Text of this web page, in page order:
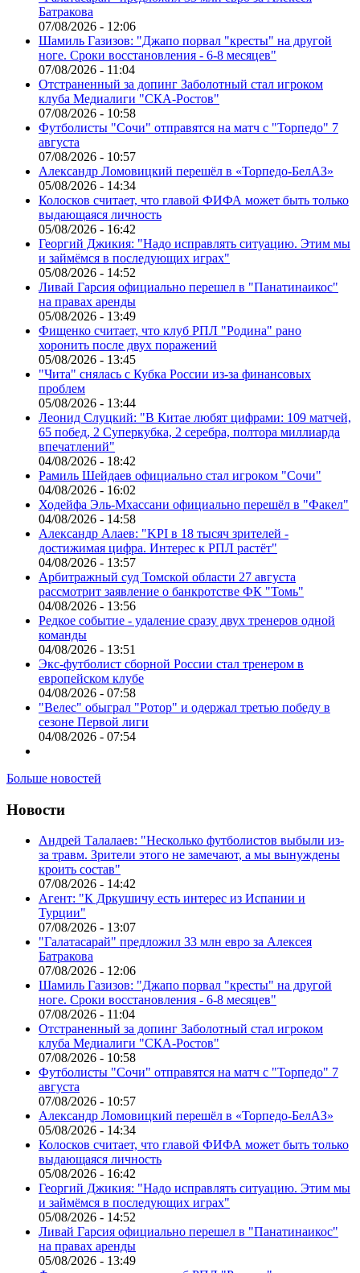
Батракова
07/08/2026 - 12:06
Шамиль Газизов: "Джапо порвал "кресты" на другой
ноге. Сроки восстановления - 6-8 месяцев"
07/08/2026 - 11:04
Отстраненный за допинг Заболотный стал игроком
клуба Медиалиги "СКА-Ростов"
07/08/2026 - 10:58
Футболисты "Сочи" отправятся на матч с "Торпедо" 7
августа
07/08/2026 - 10:57
Александр Ломовицкий перешёл в «Торпедо-БелАЗ»
05/08/2026 - 14:34
Колосков считает, что главой ФИФА может быть только
выдающаяся личность
05/08/2026 - 16:42
Георгий Джикия: "Надо исправлять ситуацию. Этим мы
и займёмся в последующих играх"
05/08/2026 - 14:52
Ливай Гарсия официально перешел в "Панатинаикос"
на правах аренды
05/08/2026 - 13:49
Фищенко считает, что клуб РПЛ "Родина" рано
хоронить после двух поражений
05/08/2026 - 13:45
"Чита" снялась с Кубка России из-за финансовых
проблем
05/08/2026 - 13:44
Леонид Слуцкий: "В Китае любят цифрами: 109 матчей,
65 побед, 2 Суперкубка, 2 серебра, полтора миллиарда
впечатлений"
04/08/2026 - 18:42
Рамиль Шейдаев официально стал игроком "Сочи"
04/08/2026 - 16:02
Ходейфа Эль-Мхассани официально перешёл в "Факел"
04/08/2026 - 14:58
Александр Алаев: "KPI в 18 тысяч зрителей -
достижимая цифра. Интерес к РПЛ растёт"
04/08/2026 - 13:57
Арбитражный суд Томской области 27 августа
рассмотрит заявление о банкротстве ФК "Томь"
04/08/2026 - 13:56
Редкое событие - удаление сразу двух тренеров одной
команды
04/08/2026 - 13:51
Экс-футболист сборной России стал тренером в
европейском клубе
04/08/2026 - 07:58
"Велес" обыграл "Ротор" и одержал третью победу в
сезоне Первой лиги
04/08/2026 - 07:54
Больше новостей
Новости
Андрей Талалаев: "Несколько футболистов выбыли из-
за травм. Зрители этого не замечают, а мы вынуждены
кроить состав"
07/08/2026 - 14:42
Агент: "К Дркушичу есть интерес из Испании и
Турции"
07/08/2026 - 13:07
"Галатасарай" предложил 33 млн евро за Алексея
Батракова
07/08/2026 - 12:06
Шамиль Газизов: "Джапо порвал "кресты" на другой
ноге. Сроки восстановления - 6-8 месяцев"
07/08/2026 - 11:04
Отстраненный за допинг Заболотный стал игроком
клуба Медиалиги "СКА-Ростов"
07/08/2026 - 10:58
Футболисты "Сочи" отправятся на матч с "Торпедо" 7
августа
07/08/2026 - 10:57
Александр Ломовицкий перешёл в «Торпедо-БелАЗ»
05/08/2026 - 14:34
Колосков считает, что главой ФИФА может быть только
выдающаяся личность
05/08/2026 - 16:42
Георгий Джикия: "Надо исправлять ситуацию. Этим мы
и займёмся в последующих играх"
05/08/2026 - 14:52
Ливай Гарсия официально перешел в "Панатинаикос"
на правах аренды
05/08/2026 - 13:49